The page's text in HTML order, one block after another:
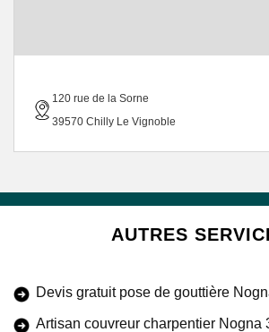
120 rue de la Sorne
39570 Chilly Le Vignoble
AUTRES
Devis gratuit pose de gouttière
Artisan couvreur charpentier Nogna